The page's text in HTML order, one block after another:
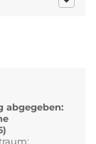
abgegeben: